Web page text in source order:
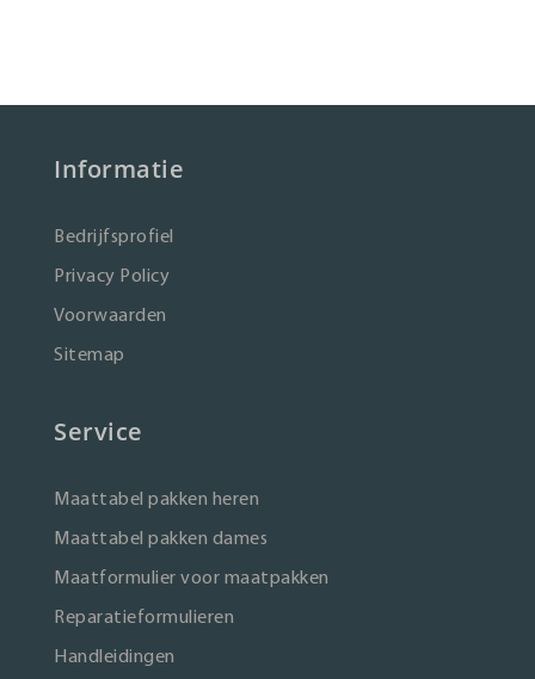
Informatie
Bedrijfsprofiel
Privacy Policy
Voorwaarden
Sitemap
Service
Maattabel pakken heren
Maattabel pakken dames
Maatformulier voor maatpakken
Reparatieformulieren
Handleidingen